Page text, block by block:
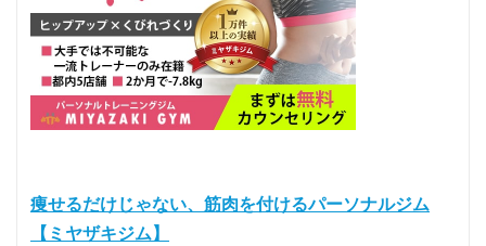
痩せるだけじゃない、筋肉を付けるパーソナルジム
【ミヤザキジム】